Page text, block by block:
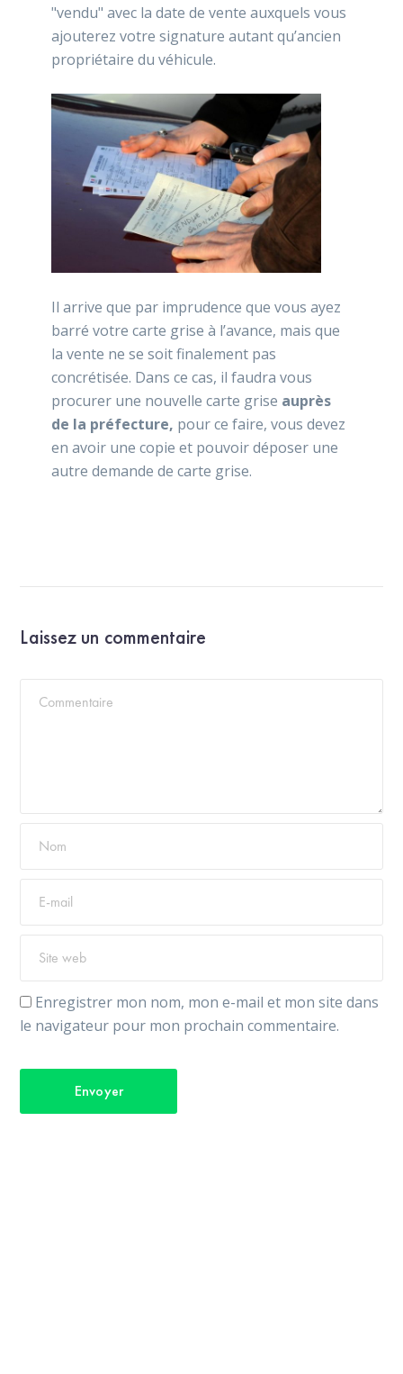
"vendu" avec la date de vente auxquels vous
ajouterez votre signature autant qu’ancien
propriétaire du véhicule.
Il arrive que par imprudence que vous ayez
barré votre carte grise à l’avance, mais que
la vente ne se soit finalement pas
concrétisée. Dans ce cas, il faudra vous
procurer une nouvelle carte grise auprès
de la préfecture, pour ce faire, vous devez
en avoir une copie et pouvoir déposer une
autre demande de carte grise.
Laissez un commentaire
Enregistrer mon nom, mon e-mail et mon site dans
le navigateur pour mon prochain commentaire.